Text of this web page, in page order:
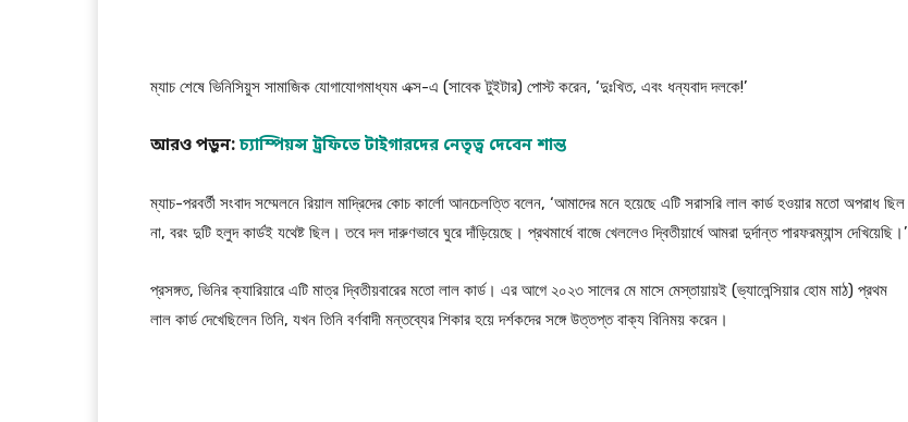
ম্যাচ শেষে ভিনিসিয়ুস সামাজিক যোগাযোগমাধ্যম এক্স-এ (সাবেক টুইটার) পোস্ট করেন, ‘দুঃখিত, এবং ধন্যবাদ দলকে!’
আরও পড়ুন: চ্যাম্পিয়ন্স ট্রফিতে টাইগারদের নেতৃত্ব দেবেন শান্ত
ম্যাচ-পরবর্তী সংবাদ সম্মেলনে রিয়াল মাদ্রিদের কোচ কার্লো আনচেলত্তি বলেন, ‘আমাদের মনে হয়েছে এটি সরাসরি লাল কার্ড হওয়ার মতো অপরাধ ছিল
না, বরং দুটি হলুদ কার্ডই যথেষ্ট ছিল। তবে দল দারুণভাবে ঘুরে দাঁড়িয়েছে। প্রথমার্ধে বাজে খেললেও দ্বিতীয়ার্ধে আমরা দুর্দান্ত পারফরম্যান্স দেখিয়েছি।’
প্রসঙ্গত, ভিনির ক্যারিয়ারে এটি মাত্র দ্বিতীয়বারের মতো লাল কার্ড। এর আগে ২০২৩ সালের মে মাসে মেস্তায়ায়ই (ভ্যালেন্সিয়ার হোম মাঠ) প্রথম
লাল কার্ড দেখেছিলেন তিনি, যখন তিনি বর্ণবাদী মন্তব্যের শিকার হয়ে দর্শকদের সঙ্গে উত্তপ্ত বাক্য বিনিময় করেন।